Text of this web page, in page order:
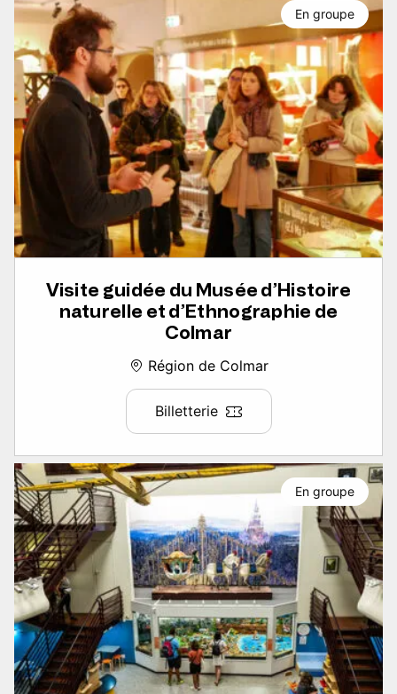
Visite guidée du Musée d’Histoire
naturelle et d’Ethnographie de
Colmar
Région de Colmar
Billetterie
En groupe
En groupe